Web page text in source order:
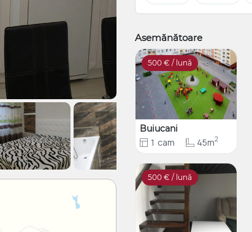
Asemănătoare
500 € / lună
Buiucani
1 cam 45m2
500 € / lună